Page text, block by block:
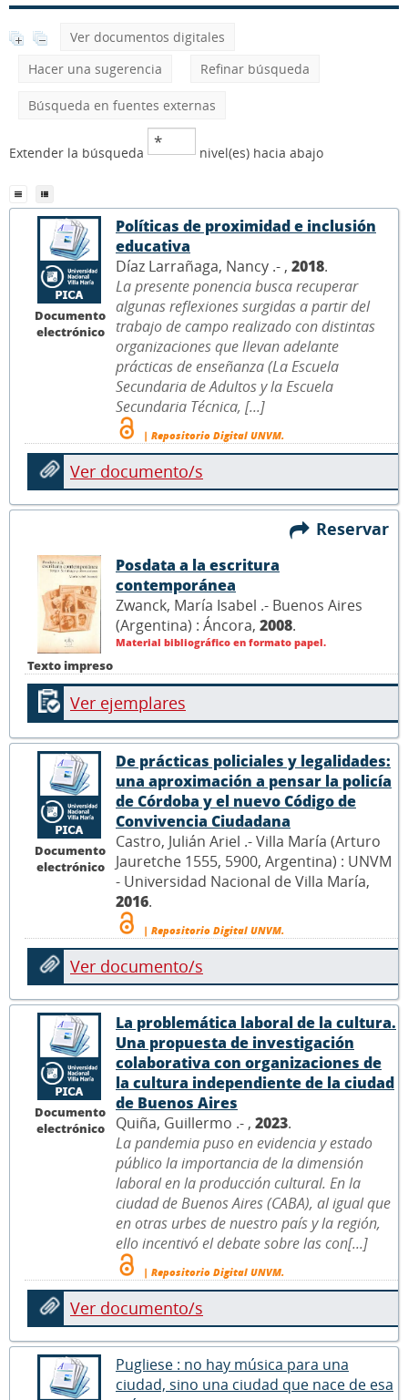
Ver documentos digitales
Hacer una sugerencia
Refinar búsqueda
Búsqueda en fuentes externas
Extender la búsqueda nivel(es) hacia abajo
Documento
electrónico
Políticas de proximidad e inclusión
educativa
Díaz Larrañaga, Nancy .- , 2018.
La presente ponencia busca recuperar
algunas reflexiones surgidas a partir del
trabajo de campo realizado con distintas
organizaciones que llevan adelante
prácticas de enseñanza (La Escuela
Secundaria de Adultos y la Escuela
Secundaria Técnica, [...]
| Repositorio Digital UNVM.
Ver documento/s
Reservar
Texto impreso
Posdata a la escritura
contemporánea
Zwanck, María Isabel .- Buenos Aires
(Argentina) : Áncora, 2008.
Material bibliográfico en formato papel.
Ver ejemplares
Documento
electrónico
De prácticas policiales y legalidades:
una aproximación a pensar la policía
de Córdoba y el nuevo Código de
Convivencia Ciudadana
Castro, Julián Ariel .- Villa María (Arturo
Jauretche 1555, 5900, Argentina) : UNVM
- Universidad Nacional de Villa María,
2016.
| Repositorio Digital UNVM.
Ver documento/s
Documento
electrónico
La problemática laboral de la cultura.
Una propuesta de investigación
colaborativa con organizaciones de
la cultura independiente de la ciudad
de Buenos Aires
Quiña, Guillermo .- , 2023.
La pandemia puso en evidencia y estado
público la importancia de la dimensión
laboral en la producción cultural. En la
ciudad de Buenos Aires (CABA), al igual que
en otras urbes de nuestro país y la región,
ello incentivó el debate sobre las con[...]
| Repositorio Digital UNVM.
Ver documento/s
Pugliese : no hay música para una
ciudad, sino una ciudad que nace de esa